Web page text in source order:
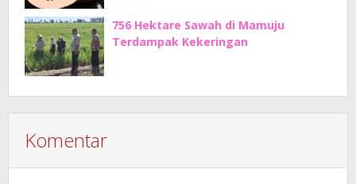
756 Hektare Sawah di Mamuju
Terdampak Kekeringan
Komentar